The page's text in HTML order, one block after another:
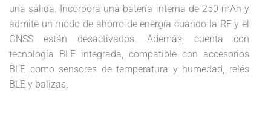
una salida. Incorpora una batería interna de 250 mAh y
admite un modo de ahorro de energía cuando la RF y el
GNSS están desactivados. Además, cuenta con
tecnología BLE integrada, compatible con accesorios
BLE como sensores de temperatura y humedad, relés
BLE y balizas.